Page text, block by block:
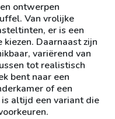
ontwerpen
Van vrolijke
er is een
Daarnaast zijn
variërend van
tot realistisch
bent naar een
of een
altijd een variant die